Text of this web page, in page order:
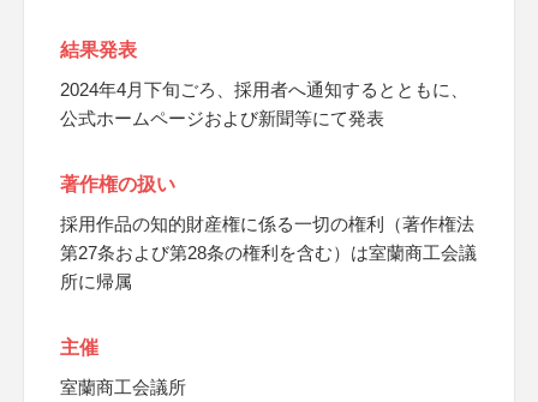
結果発表
2024年4月下旬ごろ、採用者へ通知するとともに、
公式ホームページおよび新聞等にて発表
著作権の扱い
採用作品の知的財産権に係る一切の権利（著作権法
第27条および第28条の権利を含む）は室蘭商工会議
所に帰属
主催
室蘭商工会議所